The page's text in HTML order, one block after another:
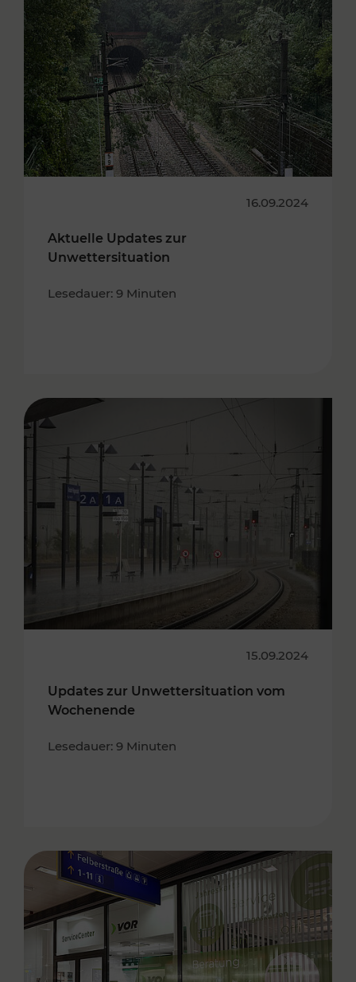
16.09.2024
Aktuelle Updates zur
Unwettersituation
Lesedauer: 9 Minuten
15.09.2024
Updates zur Unwettersituation vom
Wochenende
Lesedauer: 9 Minuten